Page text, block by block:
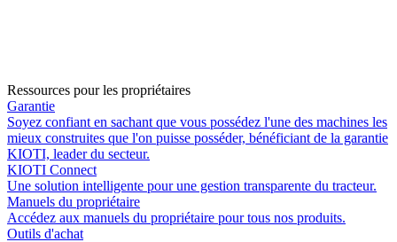
Ressources pour les propriétaires
Garantie
Soyez confiant en sachant que vous possédez l'une des machines les
mieux construites que l'on puisse posséder, bénéficiant de la garantie
KIOTI, leader du secteur.
KIOTI Connect
Une solution intelligente pour une gestion transparente du tracteur.
Manuels du propriétaire
Accédez aux manuels du propriétaire pour tous nos produits.
Outils d'achat